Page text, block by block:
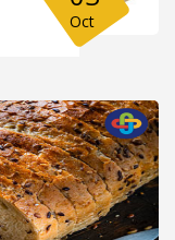
Oct